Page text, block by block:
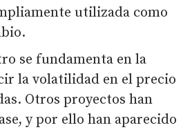
utilizada como
se fundamenta en la
la volatilidad en el precio
Otros proyectos han
y por ello han aparecido